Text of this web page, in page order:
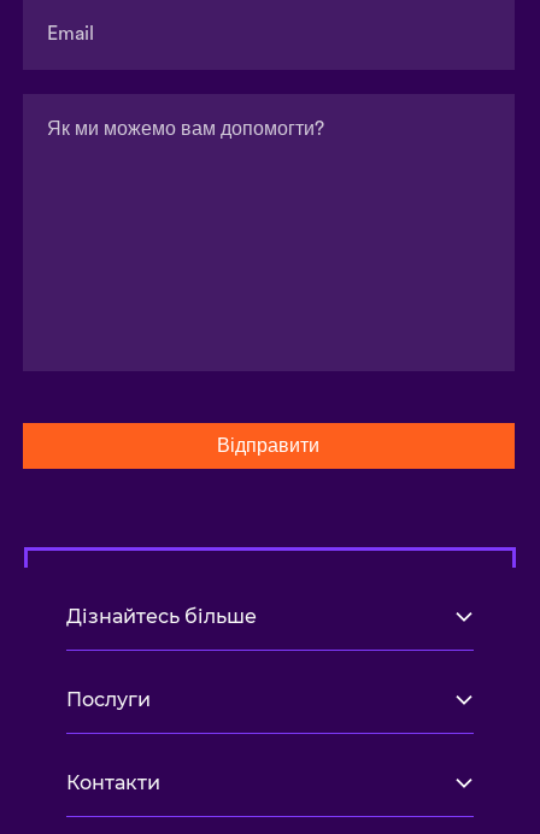
Відправити
Дізнайтесь більше
Послуги
Контакти